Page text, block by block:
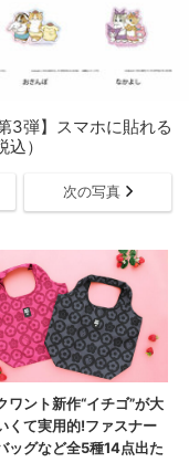
3弾】スマホに貼れる
）
次の写真